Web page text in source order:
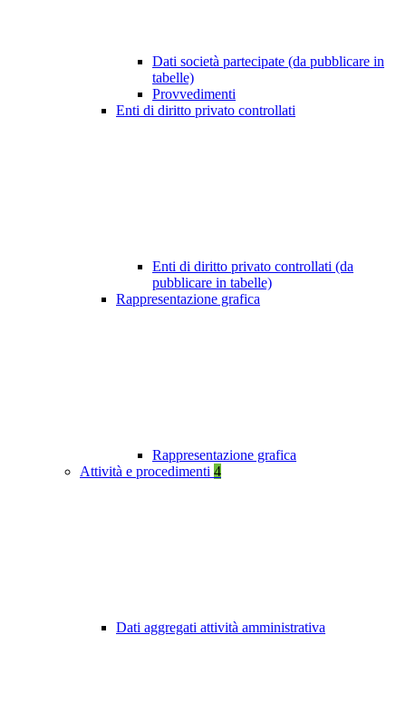
Dati società partecipate (da pubblicare in
tabelle)
Provvedimenti
Enti di diritto privato controllati
Enti di diritto privato controllati (da
pubblicare in tabelle)
Rappresentazione grafica
Rappresentazione grafica
Attività e procedimenti 4
Dati aggregati attività amministrativa